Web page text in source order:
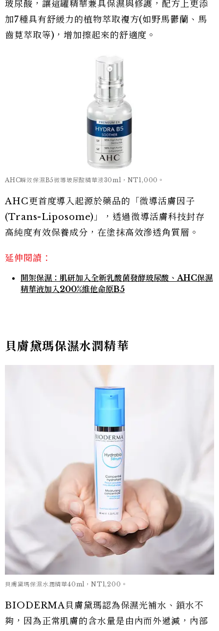
玻尿酸，讓這罐精華兼具保濕與修護，配方上更添
加7種具有舒緩力的植物萃取複方(如野馬鬱蘭、馬
齒莧萃取等)，增加擦起來的舒適度。
AHC瞬效保濕B5微導玻尿酸精華液30ml，NT1,000。
AHC更首度導入起源於藥品的「微導活膚因子
(Trans-Liposome)」，透過微導活膚科技封存
高純度有效保養成分，在塗抹高效滲透角質層。
延伸閱讀：
開架保濕：肌研加入全新乳酸菌發酵玻尿酸、AHC保濕
精華液加入200%維他命原B5
貝膚黛瑪保濕水潤精華
貝膚黛瑪保濕水潤精華40ml，NT1,200。
BIODERMA貝膚黛瑪認為保濕光補水、鎖水不
夠，因為正常肌膚的含水量是由內而外遞減，內部